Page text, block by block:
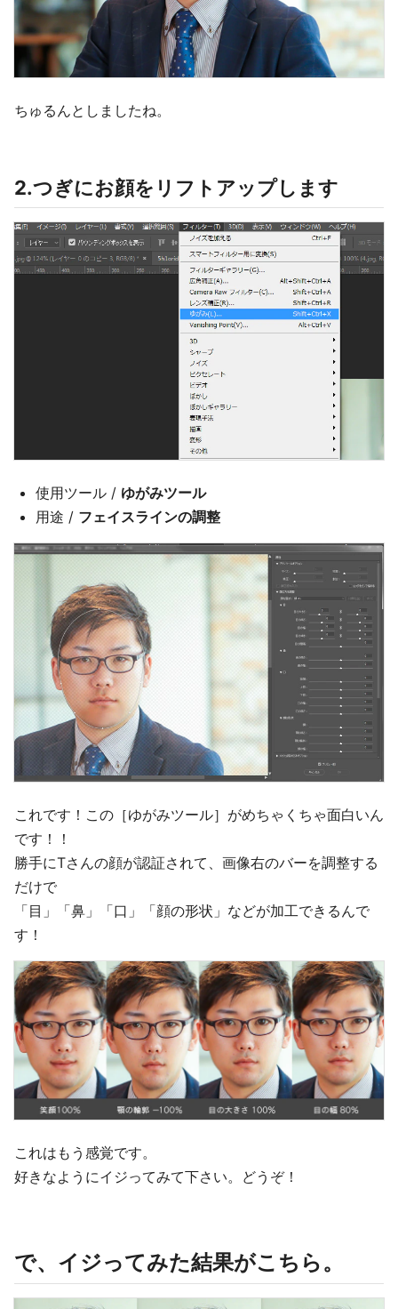
ちゅるんとしましたね。
2.つぎにお顔をリフトアップします
使用ツール / ゆがみツール
用途 / フェイスラインの調整
これです！この［ゆがみツール］がめちゃくちゃ面白いん
です！！
勝手にTさんの顔が認証されて、画像右のバーを調整する
だけで
「目」「鼻」「口」「顔の形状」などが加工できるんで
す！
これはもう感覚です。
好きなようにイジってみて下さい。どうぞ！
で、イジってみた結果がこちら。